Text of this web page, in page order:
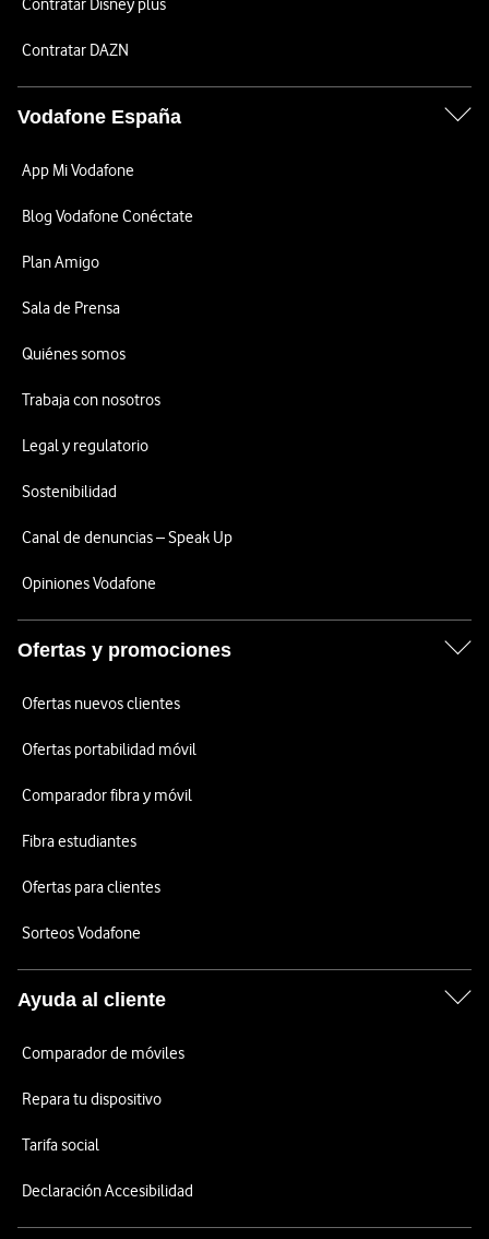
Contratar Disney plus
Contratar DAZN
Vodafone España
App Mi Vodafone
Blog Vodafone Conéctate
Plan Amigo
Sala de Prensa
Quiénes somos
Trabaja con nosotros
Legal y regulatorio
Sostenibilidad
Canal de denuncias – Speak Up
Opiniones Vodafone
Ofertas y promociones
Ofertas nuevos clientes
Ofertas portabilidad móvil
Comparador fibra y móvil
Fibra estudiantes
Ofertas para clientes
Sorteos Vodafone
Ayuda al cliente
Comparador de móviles
Repara tu dispositivo
Tarifa social
Declaración Accesibilidad